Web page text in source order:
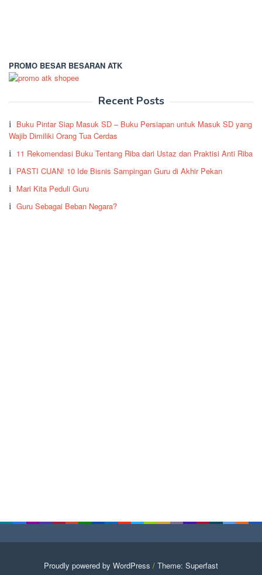
PROMO BESAR BESARAN ATK
Recent Posts
Buku Pintar Siap Masuk SD – Buku Persiapan untuk Masuk SD yang
Wajib Dimiliki Orang Tua Cerdas
11 Rekomendasi Buku Tentang Riba dari Ustaz dan Praktisi Anti Riba
PASTI CUAN! 10 Ide Bisnis Sampingan Guru di Akhir Pekan
Mari Kita Peduli Guru
Guru Sebagai Beban Negara?
Proudly powered by WordPress / Theme: Superfast